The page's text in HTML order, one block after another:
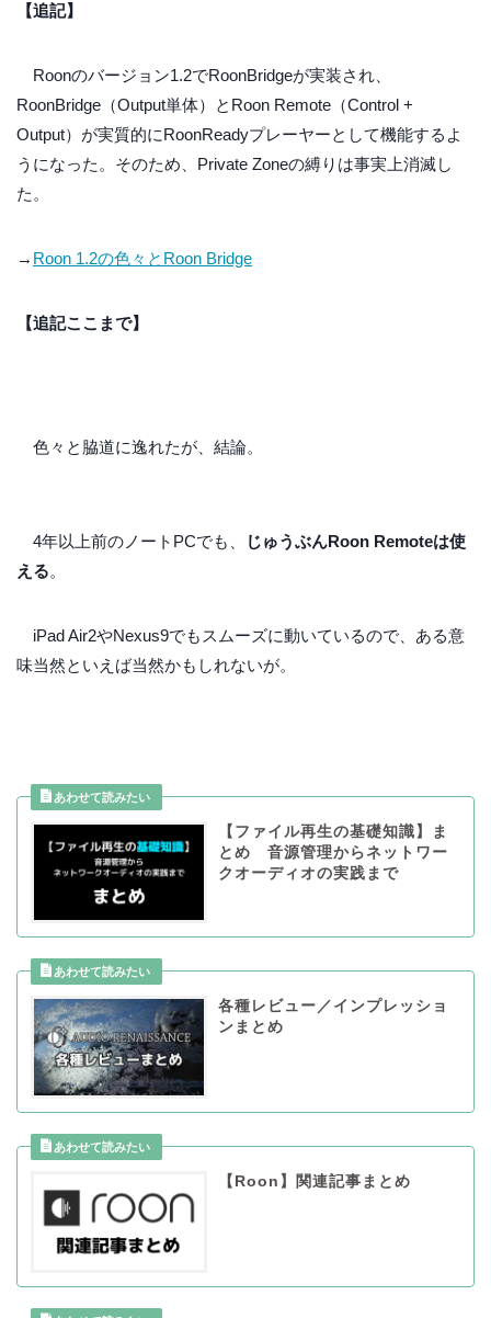
【追記】
Roonのバージョン1.2でRoonBridgeが実装され、
RoonBridge（Output単体）とRoon Remote（Control +
Output）が実質的にRoonReadyプレーヤーとして機能するよ
うになった。そのため、Private Zoneの縛りは事実上消滅し
た。
→ Roon 1.2の色々とRoon Bridge
【追記ここまで】
色々と脇道に逸れたが、結論。
4年以上前のノートPCでも、
じゅうぶんRoon Remoteは使
える。
iPad Air2やNexus9でもスムーズに動いているので、ある意
味当然といえば当然かもしれないが。
【ファイル再生の基礎知識】ま
とめ 音源管理からネットワー
クオーディオの実践まで
各種レビュー／インプレッショ
ンまとめ
【Roon】関連記事まとめ